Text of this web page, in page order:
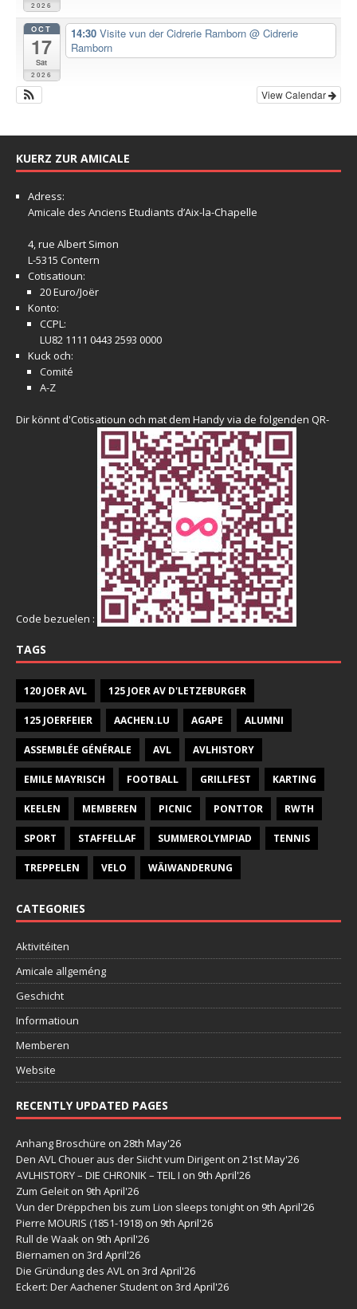
2026
OCT
17
Sat
2026
14:30 Visite vun der Cidrerie Ramborn @ Cidrerie
Ramborn
View Calendar
KUERZ ZUR AMICALE
Adress:
Amicale des Anciens Etudiants d’Aix-la-Chapelle
4, rue Albert Simon
L-5315 Contern
Cotisatioun:
20 Euro/Joër
Konto:
CCPL:
LU82 1111 0443 2593 0000
Kuck och:
Comité
A-Z
Dir könnt d'Cotisatioun och mat dem Handy via de folgenden QR-
Code bezuelen :
TAGS
120 JOER AVL 125 JOER AV D'LETZEBURGER
125 JOERFEIER AACHEN.LU AGAPE ALUMNI
ASSEMBLÉE GÉNÉRALE AVL AVLHISTORY
EMILE MAYRISCH FOOTBALL GRILLFEST KARTING
KEELEN MEMBEREN PICNIC PONTTOR RWTH
SPORT STAFFELLAF SUMMEROLYMPIAD TENNIS
TREPPELEN VELO WÄIWANDERUNG
CATEGORIES
Aktivitéiten
Amicale allgeméng
Geschicht
Informatioun
Memberen
Website
RECENTLY UPDATED PAGES
Anhang Broschüre on 28th May'26
Den AVL Chouer aus der Siicht vum Dirigent on 21st May'26
AVLHISTORY – DIE CHRONIK – TEIL I on 9th April'26
Zum Geleit on 9th April'26
Vun der Drëppchen bis zum Lion sleeps tonight on 9th April'26
Pierre MOURIS (1851-1918) on 9th April'26
Rull de Waak on 9th April'26
Biernamen on 3rd April'26
Die Gründung des AVL on 3rd April'26
Eckert: Der Aachener Student on 3rd April'26